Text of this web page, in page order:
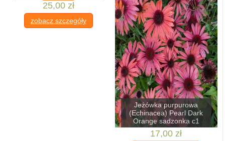
25,00 zł
zobacz szczegóły
Jeżówka purpurowa
(Echinacea) Pearl Dark
Orange sadzonka c1
17,00 zł